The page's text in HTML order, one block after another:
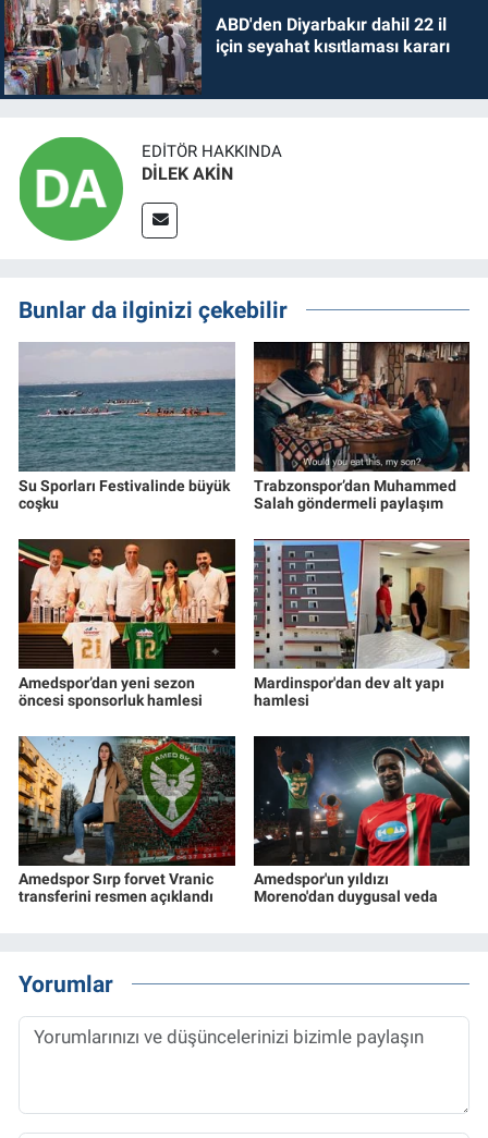
ABD'den Diyarbakır dahil 22 il
için seyahat kısıtlaması kararı
EDITÖR HAKKINDA
DİLEK AKİN
Bunlar da ilginizi çekebilir
Su Sporları Festivalinde büyük
coşku
Trabzonspor’dan Muhammed
Salah göndermeli paylaşım
Amedspor’dan yeni sezon
öncesi sponsorluk hamlesi
Mardinspor'dan dev alt yapı
hamlesi
Amedspor Sırp forvet Vranic
transferini resmen açıklandı
Amedspor'un yıldızı
Moreno'dan duygusal veda
Yorumlar